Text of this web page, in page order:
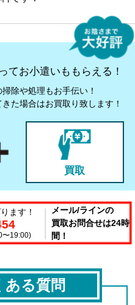
てお小遣いももらえる！
除や処理もお手伝い！
た場合はお買取り致します！
買取
ます！
〜19:00)
メール/ラインの
買取お問合せは24時
間！
ある質問